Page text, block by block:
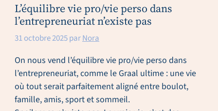
L’équilibre vie pro/vie perso dans
l’entrepreneuriat n’existe pas
31 octobre 2025parNora
On nous vend l’équilibre vie pro/vie perso dans
l’entrepreneuriat, comme le Graal ultime : une vie
où tout serait parfaitement aligné entre boulot,
famille, amis, sport et sommeil.